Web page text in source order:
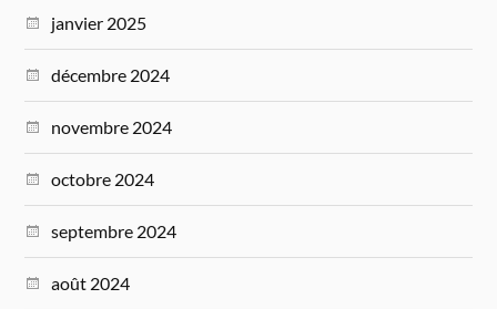
janvier 2025
décembre 2024
novembre 2024
octobre 2024
septembre 2024
août 2024